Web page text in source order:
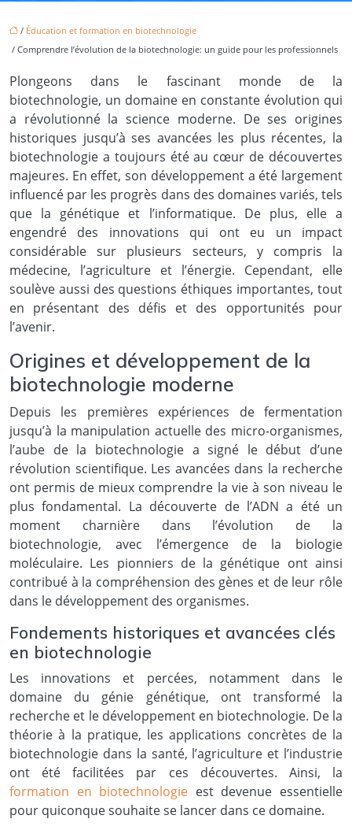
/ Éducation et formation en biotechnologie
/ Comprendre l’évolution de la biotechnologie: un guide pour les professionnels
Plongeons dans le fascinant monde de la
biotechnologie, un domaine en constante évolution qui
a révolutionné la science moderne. De ses origines
historiques jusqu’à ses avancées les plus récentes, la
biotechnologie a toujours été au cœur de découvertes
majeures. En effet, son développement a été largement
influencé par les progrès dans des domaines variés, tels
que la génétique et l’informatique. De plus, elle a
engendré des innovations qui ont eu un impact
considérable sur plusieurs secteurs, y compris la
médecine, l’agriculture et l’énergie. Cependant, elle
soulève aussi des questions éthiques importantes, tout
en présentant des défis et des opportunités pour
l’avenir.
Origines et développement de la
biotechnologie moderne
Depuis les premières expériences de fermentation
jusqu’à la manipulation actuelle des micro-organismes,
l’aube de la biotechnologie a signé le début d’une
révolution scientifique. Les avancées dans la recherche
ont permis de mieux comprendre la vie à son niveau le
plus fondamental. La découverte de l’ADN a été un
moment charnière dans l’évolution de la
biotechnologie, avec l’émergence de la biologie
moléculaire. Les pionniers de la génétique ont ainsi
contribué à la compréhension des gènes et de leur rôle
dans le développement des organismes.
Fondements historiques et avancées clés
en biotechnologie
Les innovations et percées, notamment dans le
domaine du génie génétique, ont transformé la
recherche et le développement en biotechnologie. De la
théorie à la pratique, les applications concrètes de la
biotechnologie dans la santé, l’agriculture et l’industrie
ont été facilitées par ces découvertes. Ainsi, la
formation en biotechnologie est devenue essentielle
pour quiconque souhaite se lancer dans ce domaine.